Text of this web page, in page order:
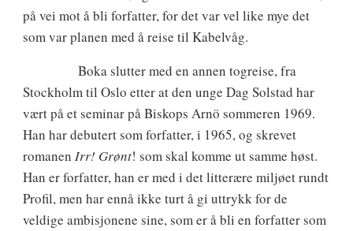
på vei mot å bli forfatter, for det var vel like mye det
som var planen med å reise til Kabelvåg.
Boka slutter med en annen togreise, fra
Stockholm til Oslo etter at den unge Dag Solstad har
vært på et seminar på Biskops Arnö sommeren 1969.
Han har debutert som forfatter, i 1965, og skrevet
romanen Irr! Grønt! som skal komme ut samme høst.
Han er forfatter, han er med i det litterære miljøet rundt
Profil, men har ennå ikke turt å gi uttrykk for de
veldige ambisjonene sine, som er å bli en forfatter som